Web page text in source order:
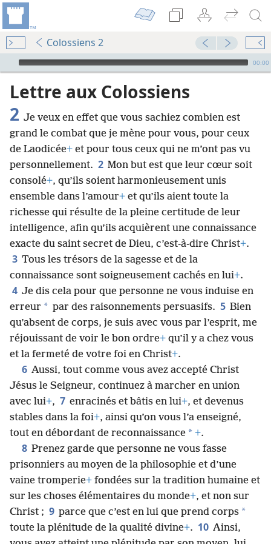
Colossiens 2
Audio Player
00:00
Lettre aux Colossiens
2 Je veux en effet que vous sachiez combien est
grand le combat que je mène pour vous, pour ceux
de Laodicée+ et pour tous ceux qui ne m’ont pas vu
personnellement. 2 Mon but est que leur cœur soit
consolé+, qu’ils soient harmonieusement unis
ensemble dans l’amour+ et qu’ils aient toute la
richesse qui résulte de la pleine certitude de leur
intelligence, afin qu’ils acquièrent une connaissance
exacte du saint secret de Dieu, c’est-à-dire Christ+.
3 Tous les trésors de la sagesse et de la
connaissance sont soigneusement cachés en lui+.
4 Je dis cela pour que personne ne vous induise en
erreur * par des raisonnements persuasifs. 5 Bien
qu’absent de corps, je suis avec vous par l’esprit, me
réjouissant de voir le bon ordre+ qu’il y a chez vous
et la fermeté de votre foi en Christ+.
6 Aussi, tout comme vous avez accepté Christ
Jésus le Seigneur, continuez à marcher en union
avec lui+, 7 enracinés et bâtis en lui+, et devenus
stables dans la foi+, ainsi qu’on vous l’a enseigné,
tout en débordant de reconnaissance * +.
8 Prenez garde que personne ne vous fasse
prisonniers au moyen de la philosophie et d’une
vaine tromperie+ fondées sur la tradition humaine et
sur les choses élémentaires du monde+, et non sur
Christ ; 9 parce que c’est en lui que prend corps *
toute la plénitude de la qualité divine+. 10 Ainsi,